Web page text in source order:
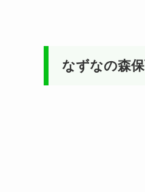
なずなの森